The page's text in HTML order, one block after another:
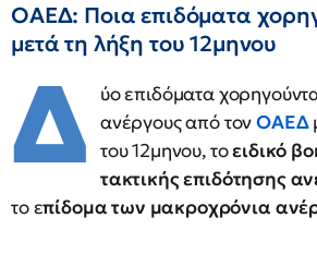
ΟΑΕΔ: Ποια επιδόματα
μετά τη λήξη του 12μηνου
Δ
ύο επιδόματα
ανέργους από τονΟΑΕΔ
του 12μηνου, τοειδικό
τακτικής επιδότησης
το επίδομα των μακροχρόνια